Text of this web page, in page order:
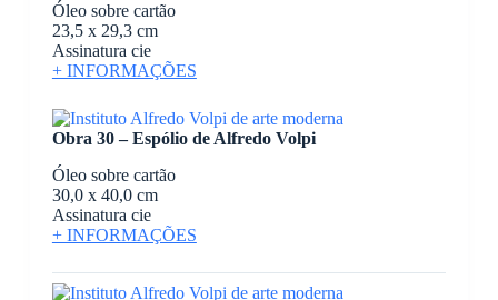
Óleo sobre cartão
23,5 x 29,3 cm
Assinatura cie
+ INFORMAÇÕES
Obra 30 – Espólio de Alfredo Volpi
Óleo sobre cartão
30,0 x 40,0 cm
Assinatura cie
+ INFORMAÇÕES